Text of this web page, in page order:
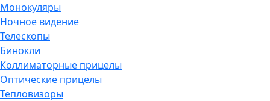
Монокуляры
Ночное видение
Телескопы
Бинокли
Коллиматорные прицелы
Оптические прицелы
Тепловизоры